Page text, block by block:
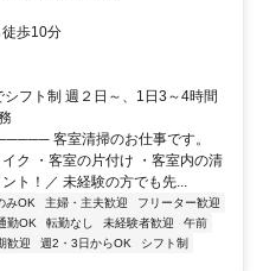
歩10分
フト制 週２日～、1日3～4時間
客室清掃のお仕事です。
ク ・客室の片付け ・客室内の清
ト！／ 未経験の方でも先...
みOK 主婦・主夫歓迎
フリーター歓迎
勤OK 転勤なし 未経験者歓迎
午前
歓迎 週2・3日からOK
シフト制